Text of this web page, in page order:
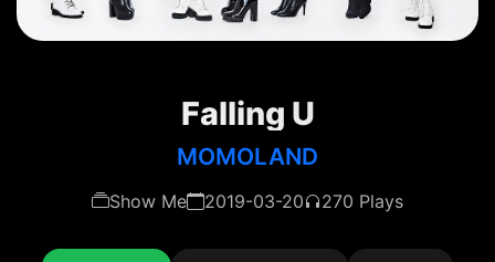
Falling U
MOMOLAND
Show Me 2019-03-20 270 Plays